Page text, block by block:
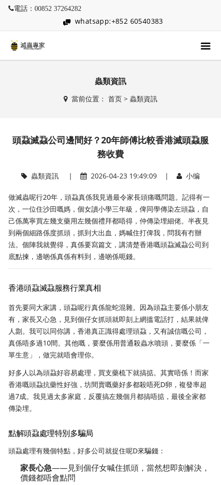
電話：00852 37264282
whatsapp:+852 60540383
蟲類資訊
當前位置： 首页> 蟲類資訊
頭蝨滅蝨公司邊間好？20年師傅比較香港滅頭蝨服
務收費
蟲類資訊| 2026-04-23 19:49:09 | 小编
做滅蟲呢行20年，頭蝨真係我見過最令家長頭痛嘅問題。記得有一
次，一位住沙田嘅媽，個女讀小學三年級，俾同學傳染左頭蝨，自
己係萬寧買左幾支藥用左幾個禮拜都唔得，仲傳染埋細佬。半夜見
到兩個細路係度抓頭，抓到大出血，媽喊住打俾我，問我有冇辦
法。個陣我就覺得，真係要寫篇文，講清楚香港嘅頭蝨滅蝨公司到
底點揀，邊啲係真係有料到，邊啲係呃錢。
香港頭蝨滅蝨服務行業真相
首先要同大家講，頭蝨呢行真係龍蛇混雜。因為頭蝨主要係小朋友
有，家長又心急，見到個仔女抓頭就即刻上網搵電話打，結果就俾
人劏。我可以同你講，香港真正識得處理頭蝨，又有誠信嘅公司，
真係唔多過10間。其他嘅，要麼係用普通殺蟲水噴頭，要麼係「一
單生意」，做完就唔會理你。
好多人以為頭蝨好容易處理，買支藥梳下就搞掂。其實唔係！而家
香港嘅頭蝨抗藥性好強，坊間賣嘅藥好多都殺唔死D卵，複發率超
過7成。我見過太多家庭，反覆搞左幾個月都搞唔掂，最後全家都
傳染埋。
點解頭蝨處理特別多騙局
頭蝨處理有幾個特點，好多公司就捉住呢D來騙錢：
家長心急——見到個仔女喊住抓頭，當然想即刻解決，
價錢都唔會點問